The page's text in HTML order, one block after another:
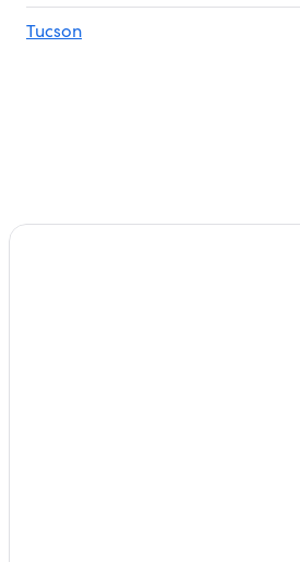
Tucson